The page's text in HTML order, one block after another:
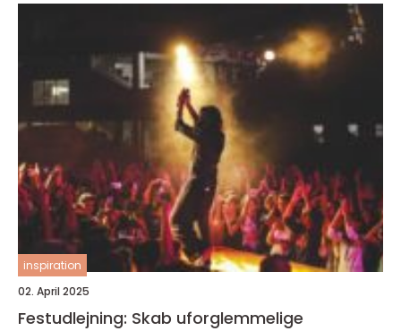
inspiration
02. April 2025
Festudlejning: Skab uforglemmelige